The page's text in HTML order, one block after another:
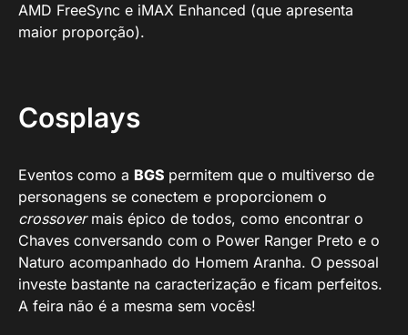
AMD FreeSync e iMAX Enhanced (que apresenta
maior proporção).
Cosplays
Eventos como a BGS permitem que o multiverso de
personagens se conectem e proporcionem o
crossovermais épico de todos, como encontrar o
Chaves conversando com o Power Ranger Preto e o
Naturo acompanhado do Homem Aranha. O pessoal
investe bastante na caracterização e ficam perfeitos.
A feira não é a mesma sem vocês!